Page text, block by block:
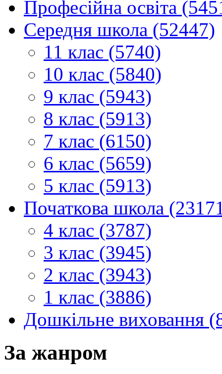
Професійна освіта
Середня школа (52447)
11 клас (5740)
10 клас (5840)
9 клас (5943)
8 клас (5913)
7 клас (6150)
6 клас (5659)
5 клас (5913)
Початкова школа
4 клас (3787)
3 клас (3945)
2 клас (3943)
1 клас (3886)
Дошкільне виховання
За жанром